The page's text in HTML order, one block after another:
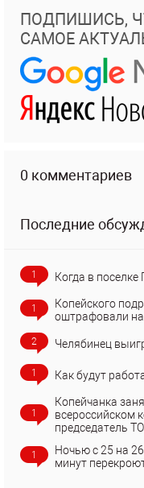
ПОДПИШИСЬ,
САМОЕ
0 комментариев
Последние
1 Когда в
1
Копейского
оштрафовали
2 Челябинец
1 Как будут
1
Копейчанка
всероссийском
председатель
1
Ночью с 25 на
минут